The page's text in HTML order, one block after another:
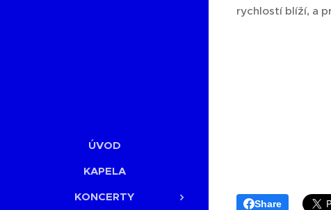
ÚVOD
KAPELA
KONCERTY
rychlostí blíží, a
Share